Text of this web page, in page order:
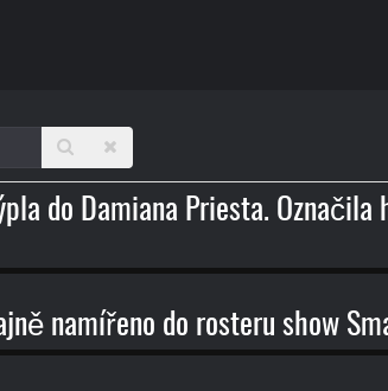
do Damiana Priesta.
namířeno do rosteru show